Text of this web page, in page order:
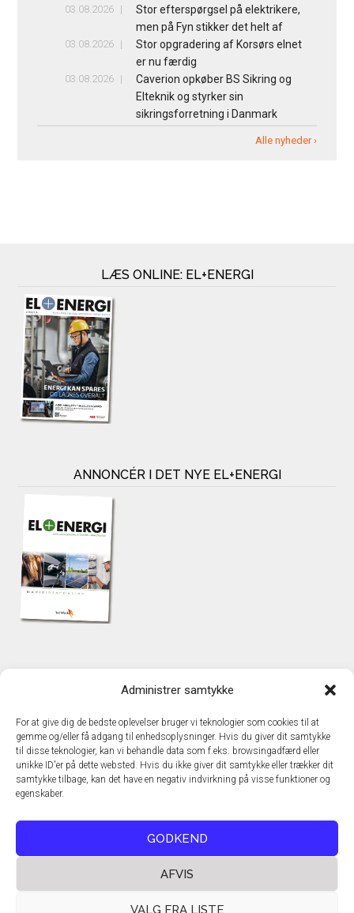
Administrer samtykke
For at give dig de bedste oplevelser bruger vi teknologier som cookies til at
gemme og/eller få adgang til enhedsoplysninger. Hvis du giver dit samtykke
til disse teknologier, kan vi behandle data som f.eks. browsingadfærd eller
unikke ID'er på dette websted. Hvis du ikke giver dit samtykke eller trækker dit
samtykke tilbage, kan det have en negativ indvirkning på visse funktioner og
egenskaber.
GODKEND
AFVIS
VALG FRA LISTE
03.08.2026
Stor efterspørgsel på elektrikere,
men på Fyn stikker det helt af
03.08.2026
Stor opgradering af Korsørs elnet
er nu færdig
03.08.2026
Caverion opkøber BS Sikring og
Elteknik og styrker sin
sikringsforretning i Danmark
Alle nyheder ›
LÆS ONLINE: EL+ENERGI
ANNONCÉR I DET NYE EL+ENERGI
TechMedia A/S
DK – 2600 Glostrup
www.techmedia.dk
Telefon: +45 43 24 26 28
E-mail:info@techmedia.dk